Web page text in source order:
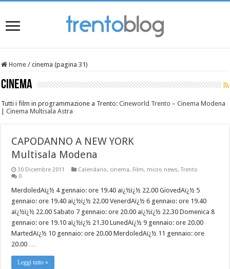
Home / cinema (pagina 31)
cinema
Tutti i film in programmazione a Trento:Cineworld Trento – Cinema Modena
|Cinema Multisala Astra
CAPODANNO A NEW YORK
Multisala Modena
30 Dicembre 2011 Calendario, cinema, Film, micro news,Trento
0
MerdoledAï¿½ 4 gennaio: ore 19.40 aï¿½ï¿½ 22.00 GiovedAï¿½ 5
gennaio: ore 19.40 aï¿½ï¿½ 22.00 VenerdAï¿½ 6 gennaio: ore 19.40
aï¿½ï¿½ 22.00 Sabato 7 gennaio: ore 20.00 aï¿½ï¿½ 22.30 Domenica 8
gennaio: ore 19.10 aï¿½ï¿½ 21.30 LunedAï¿½ 9 gennaio: ore 20.00
MartedAï¿½ 10 gennaio: ore 20.00 MerdoledAï¿½ 11 gennaio: ore
20.00 …
Leggi tutto »